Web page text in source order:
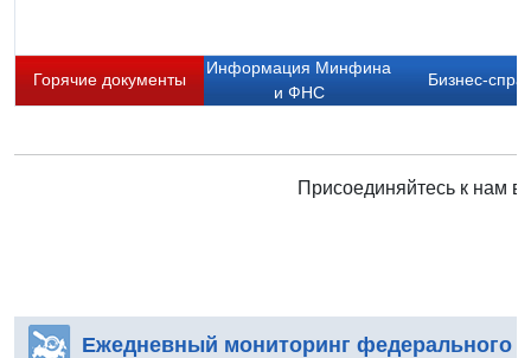
Горячие документы
Информация Минфина
и ФНС
Бизнес-
Присоединяйтесь к нам в:
Ежедневный мониторинг федерального